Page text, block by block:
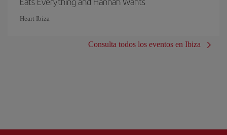
Heart Ibiza
Consulta todos los eventos en Ibiza